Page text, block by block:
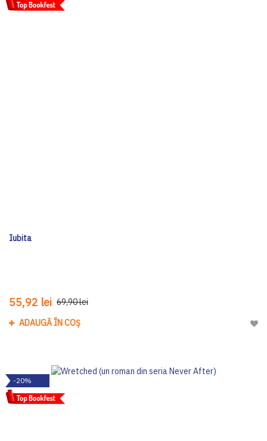
Iubita
55,92 lei 69,90 lei
ADAUGĂ ÎN COȘ
-20%